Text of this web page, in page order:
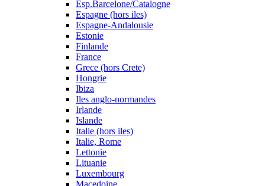
Esp.Barcelone/Catalogne
Espagne (hors iles)
Espagne-Andalousie
Estonie
Finlande
France
Grece (hors Crete)
Hongrie
Ibiza
Iles anglo-normandes
Irlande
Islande
Italie (hors iles)
Italie, Rome
Lettonie
Lituanie
Luxembourg
Macedoine